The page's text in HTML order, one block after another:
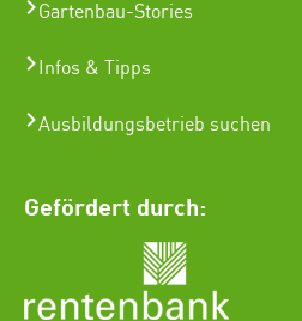
Gartenbau-Stories
Infos & Tipps
Ausbildungsbetrieb suchen
Gefördert durch: